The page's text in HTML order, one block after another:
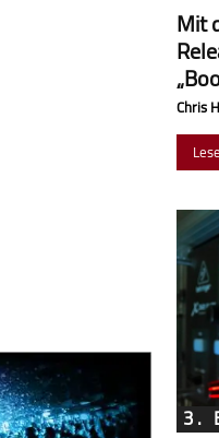
Mit
Chris
3.